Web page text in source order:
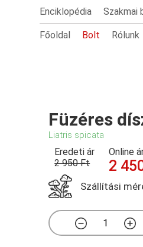
Enciklopédia Szakmai
Főoldal Bolt Rólunk
Füzéres
Liatris spicata
Eredeti ár
2 950 Ft
Online
2
Szállítási